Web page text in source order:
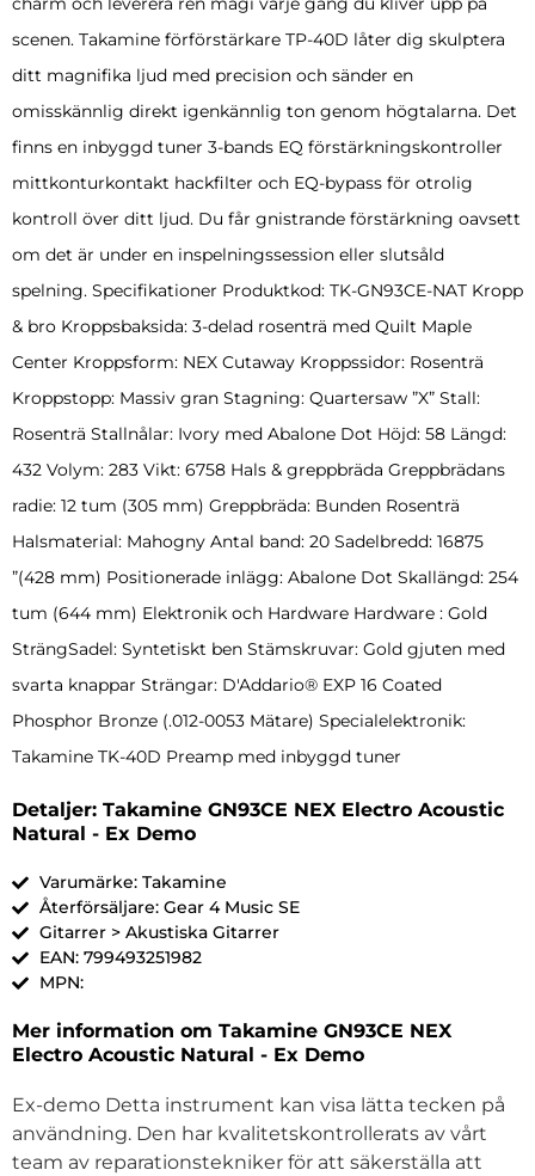
scenen. Takamine förförstärkare TP-40D låter dig skulptera
ditt magnifika ljud med precision och sänder en
omisskännlig direkt igenkännlig ton genom högtalarna. Det
finns en inbyggd tuner 3-bands EQ förstärkningskontroller
mittkonturkontakt hackfilter och EQ-bypass för otrolig
kontroll över ditt ljud. Du får gnistrande förstärkning oavsett
om det är under en inspelningssession eller slutsåld
spelning. Specifikationer Produktkod: TK-GN93CE-NAT Kropp
& bro Kroppsbaksida: 3-delad rosenträ med Quilt Maple
Center Kroppsform: NEX Cutaway Kroppssidor: Rosenträ
Kroppstopp: Massiv gran Stagning: Quartersaw ”X” Stall:
Rosenträ Stallnålar: Ivory med Abalone Dot Höjd: 58 Längd:
432 Volym: 283 Vikt: 6758 Hals & greppbräda Greppbrädans
radie: 12 tum (305 mm) Greppbräda: Bunden Rosenträ
Halsmaterial: Mahogny Antal band: 20 Sadelbredd: 16875
”(428 mm) Positionerade inlägg: Abalone Dot Skallängd: 254
tum (644 mm) Elektronik och Hardware Hardware : Gold
SträngSadel: Syntetiskt ben Stämskruvar: Gold gjuten med
svarta knappar Strängar: D'Addario® EXP 16 Coated
Phosphor Bronze (.012-0053 Mätare) Specialelektronik:
Takamine TK-40D Preamp med inbyggd tuner
Detaljer: Takamine GN93CE NEX Electro Acoustic
Natural - Ex Demo
Varumärke: Takamine
Återförsäljare: Gear 4 Music SE
Gitarrer > Akustiska Gitarrer
EAN: 799493251982
MPN:
Mer information om Takamine GN93CE NEX
Electro Acoustic Natural - Ex Demo
Ex-demo Detta instrument kan visa lätta tecken på
användning. Den har kvalitetskontrollerats av vårt
team av reparationstekniker för att säkerställa att